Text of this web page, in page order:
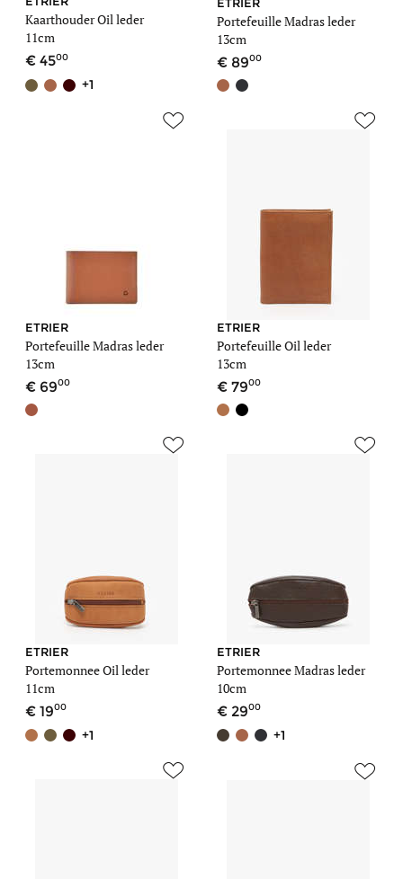
Kaarthouder Oil leder
11cm
4500
+1
ETRIER
Portefeuille Madras leder
13cm
8900
ETRIER
Portefeuille Madras leder
13cm
6900
ETRIER
Portefeuille Oil leder
13cm
7900
ETRIER
Portemonnee Oil leder
11cm
1900
+1
ETRIER
Portemonnee Madras leder
10cm
2900
+1